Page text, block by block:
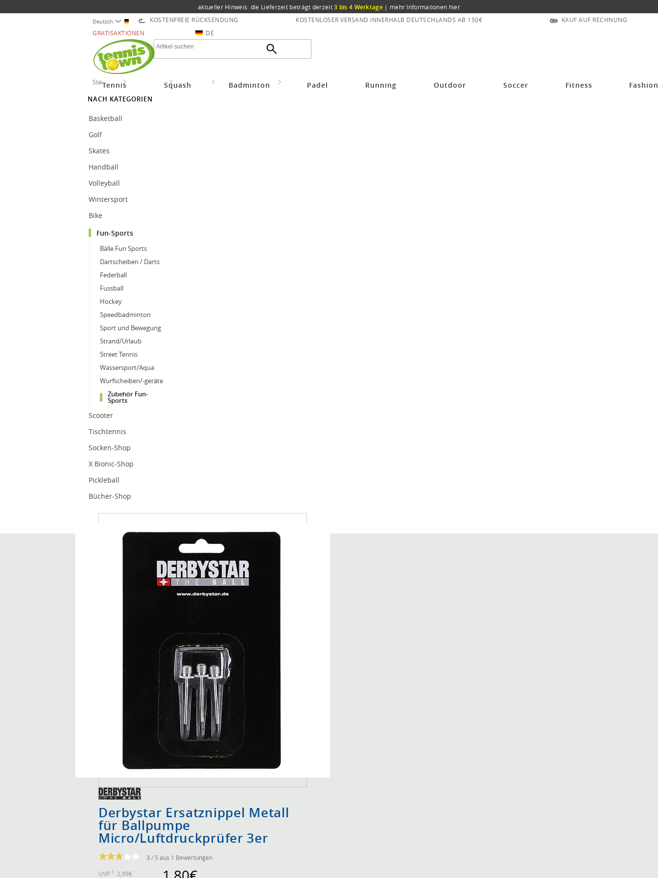
aktueller Hinweis: die Lieferzeit beträgt derzeit3 bis 4 Werktage | mehr Informationen hier
Deutsch KOSTENFREIE RÜCKSENDUNG KOSTENLOSER VERSAND INNERHALB DEUTSCHLANDS AB 150€
KAUF AUF RECHNUNG
GRATISAKTIONEN
DE
Tennis Squash Badminton Padel Running Outdoor Soccer Fitness
Startseite More Sports Fun-Sports Zubehör Fun-Sports Derbystar Ersatznippel Metall für Ballpumpe Micro/Luftdruckprüfer 3er
NACH KATEGORIEN
Basketball
Golf
Skates
Handball
Volleyball
Wintersport
Bike
Fun-Sports
Bälle Fun Sports
Dartscheiben / Darts
Federball
Fussball
Hockey
Speedbadminton
Sport und Bewegung
Strand/Urlaub
Street Tennis
Wassersport/Aqua
Wurfscheiben/-geräte
Zubehör Fun-
Sports
Scooter
Tischtennis
Socken-Shop
X Bionic-Shop
Pickleball
Bücher-Shop
Derbystar Ersatznippel Metall
für Ballpumpe
Micro/Luftdruckprüfer 3er
3 / 5 aus 1 Bewertungen
UVP 1 : 2,99€